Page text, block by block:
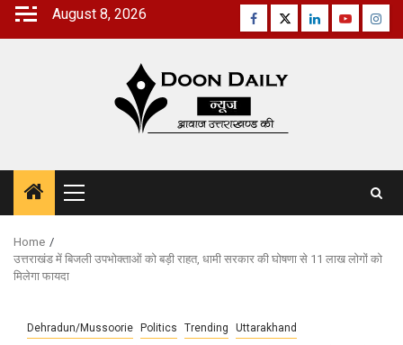
Skip
August 8, 2026 Facebook
TwitterLinkedinYoutube
Primary
Menu
Home
उत्तराखंड में बिजली उपभोक्ताओं को बड़ी राहत, धामी सरकार की घोषणा से 11 लाख लोगों को
मिलेगा फायदा
Dehradun/Mussoorie Politics Trending Uttarakhand